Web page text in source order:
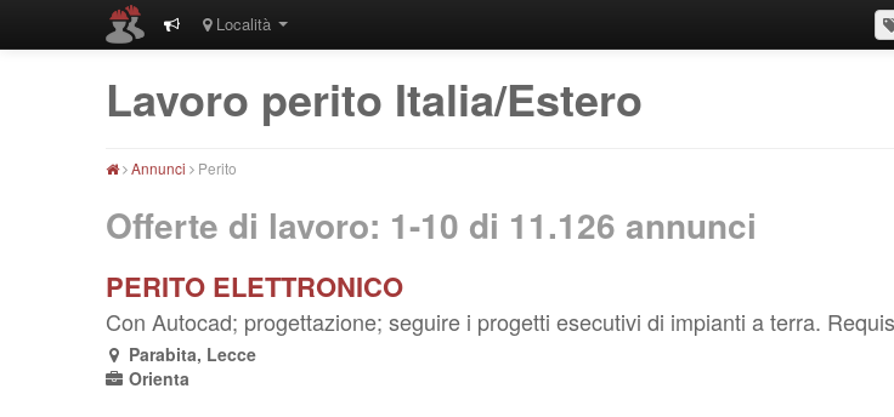
Località
Lavoro perito Italia/Estero
Annunci Perito
Offerte di lavoro: 1-10 di 11.126 annunci
PERITO ELETTRONICO
Con Autocad; progettazione; seguire i progetti esecutivi di impianti a terra.
Parabita, Lecce
Orienta